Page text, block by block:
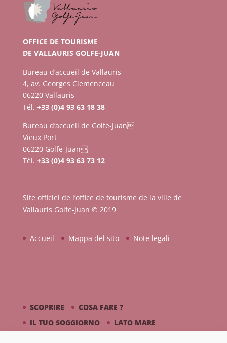
OFFICE DE TOURISME
DE VALLAURIS GOLFE-JUAN
Bureau d’accueil de Vallauris
4, av. Georges Clemenceau
06220 Vallauris
Tél. +33 (0)4 93 63 18 38
Bureau d’accueil de Golfe-Juan
Vieux Port
06220 Golfe-Juan
Tél. +33 (0)4 93 63 73 12
Site officiel de l’office de tourisme de la ville de
Vallauris Golfe-Juan © 2019
Accueil Mappa del sito Note legali
SCOPRIRE
COSA FARE ?
IL TUO SOGGIORNO
LATO MARE